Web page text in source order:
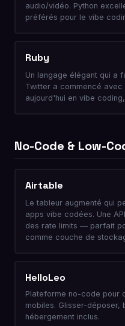
audio/vidéo. Python
préférés pour le vibe
Ruby
Un langage élégant qui a
Twitter a commencé avec
aujourd'hui en vibe
No-Code & Low-
Airtable
Le tableur augmenté qui
apps vibe codées. Une
des rate limits — parfait
comme couche de
HelloLeo
Plateforme no-code pour
mobiles. Glisser-déposer,
hébergement inclus.